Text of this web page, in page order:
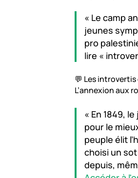
« Le camp
jeunes
pro
lire «
💬 Les introvertis
L’annexion aux
« En 1849,
pour le
peuple élit
choisi un
depuis,